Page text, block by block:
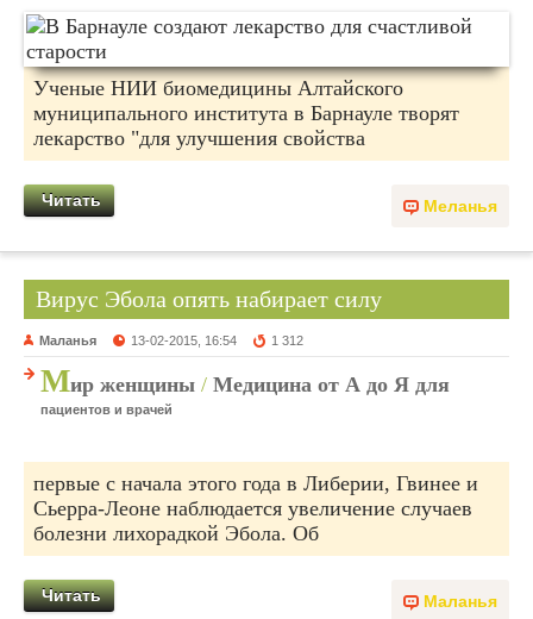
Ученые НИИ биомедицины Алтайского
муниципального института в Барнауле творят
лекарство "для улучшения свойства
Меланья
Читать
Вирус Эбола опять набирает силу
Маланья 13-02-2015, 16:54 1 312
Мир женщины / Медицина от А до Я для
пациентов и врачей
первые с начала этого года в Либерии, Гвинее и
Сьерра-Леоне наблюдается увеличение случаев
болезни лихорадкой Эбола. Об
Маланья
Читать